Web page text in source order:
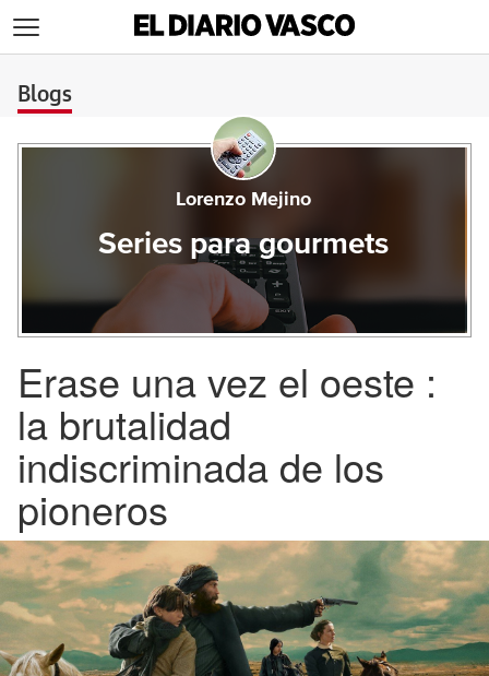
Blogs
Lorenzo Mejino
Series para gourmets
Erase una vez el oeste :
la brutalidad
indiscriminada de los
pioneros